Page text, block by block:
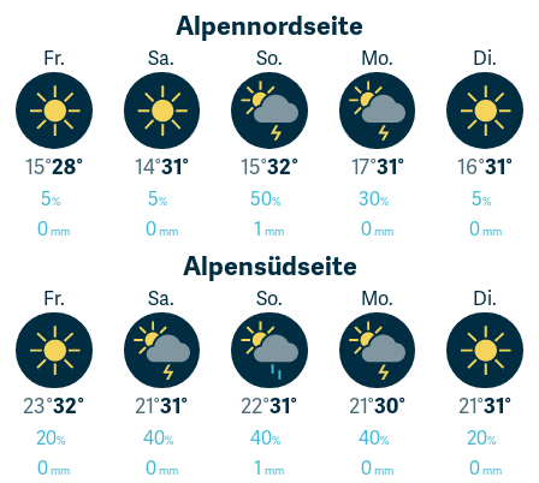
Alpennordseite
Fr.
15 28
5
0
Sa.
14 31
5
0
So.
15 32
50
1
Mo.
17 31
30
0
Di.
16 31
5
0
Alpensüdseite
Fr.
23 32
20
0
Sa.
21 31
40
0
So.
22 31
40
1
Mo.
21 30
40
0
Di.
21 31
20
0